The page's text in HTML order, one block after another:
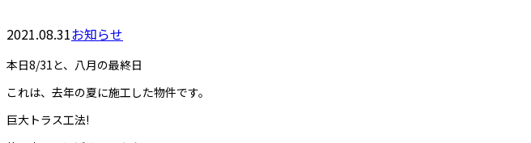
2021.08.31お知らせ
本日8/31と、八月の最終日
これは、去年の夏に施工した物件です。
巨大トラス工法!